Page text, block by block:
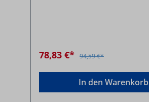
78,83 €* 94,59 €*
In den Warenkorb